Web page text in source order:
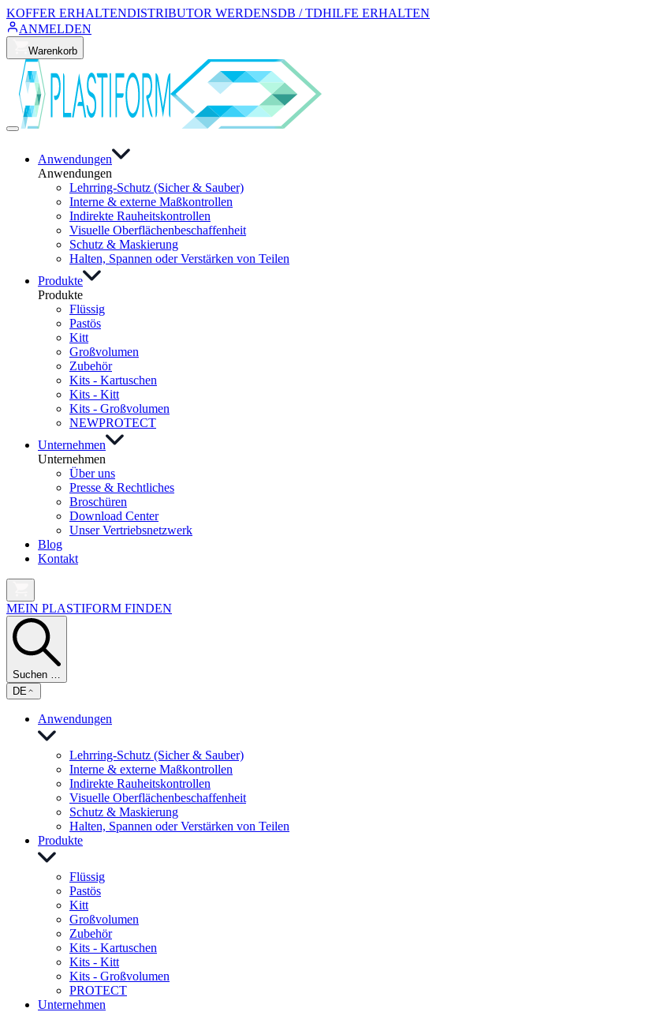
KOFFER ERHALTENDISTRIBUTOR WERDENSDB / TDHILFE ERHALTEN
ANMELDEN
Warenkorb
Anwendungen
Anwendungen
Lehrring-Schutz (Sicher & Sauber)
Interne & externe Maßkontrollen
Indirekte Rauheitskontrollen
Visuelle Oberflächenbeschaffenheit
Schutz & Maskierung
Halten, Spannen oder Verstärken von Teilen
Produkte
Produkte
Flüssig
Pastös
Kitt
Großvolumen
Zubehör
Kits - Kartuschen
Kits - Kitt
Kits - Großvolumen
NEWPROTECT
Unternehmen
Unternehmen
Über uns
Presse & Rechtliches
Broschüren
Download Center
Unser Vertriebsnetzwerk
Blog
Kontakt
MEIN PLASTIFORM FINDEN
Suchen …
DE
Anwendungen
Lehrring-Schutz (Sicher & Sauber)
Interne & externe Maßkontrollen
Indirekte Rauheitskontrollen
Visuelle Oberflächenbeschaffenheit
Schutz & Maskierung
Halten, Spannen oder Verstärken von Teilen
Produkte
Flüssig
Pastös
Kitt
Großvolumen
Zubehör
Kits - Kartuschen
Kits - Kitt
Kits - Großvolumen
PROTECT
Unternehmen